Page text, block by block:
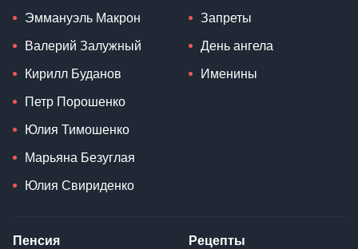
Эммануэль Макрон
Валерий Залужный
Кирилл Буданов
Петр Порошенко
Юлия Тимошенко
Марьяна Безуглая
Юлия Свириденко
Запреты
День ангела
Именины
Пенсия Рецепты